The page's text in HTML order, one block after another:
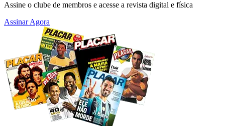
Assine o clube de membros e acesse a revista digital e física
Assinar Agora